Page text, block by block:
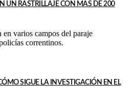
UN RASTRILLAJE CON MÁS DE 200
varios campos del paraje
correntinos.
SIGUE LA INVESTIGACIÓN EN EL